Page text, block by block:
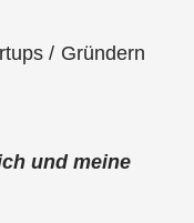
/ Gründern
und meine